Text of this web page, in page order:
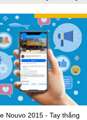
Nouvo 2015 - Tay thắng